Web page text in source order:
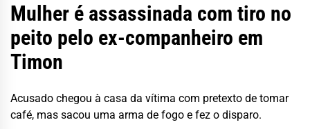
Mulher é assassinada com tiro no
peito pelo ex-companheiro em
Timon
Acusado chegou à casa da vítima com pretexto de tomar
café, mas sacou uma arma de fogo e fez o disparo.